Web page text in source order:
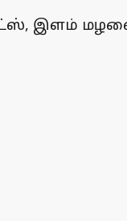
இளம்